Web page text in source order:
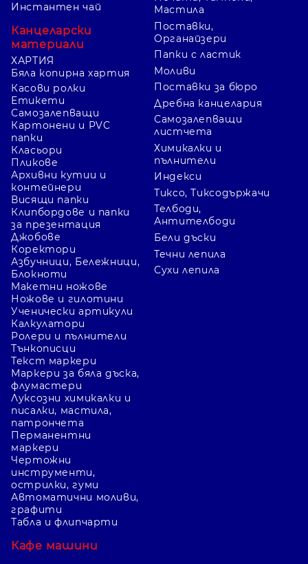
Инстантен чай
Канцеларски
материали
ХАРТИЯ
Бяла копирна хартия
Касови ролки
Етикети
Самозалепващи
Картонени и PVC
папки
Класьори
Пликове
Архивни кутии и
контейнери
Висящи папки
Клипбордове и папки
за презентация
Джобове
Коректори
Азбучници, Бележници,
Блокноти
Мастила
Поставки,
Органайзери
Папки с ластик
Моливи
Поставки за бюро
Дребна канцелария
Самозалепващи
листчета
Химикалки и
пълнители
Индекси
Тиксо, Тиксодържачи
Телбоди,
Антителбоди
Бели дъски
Течни лепила
Сухи лепила
Макетни ножове
Ножове и гилотини
Ученически артикули
Калкулатори
Ролери и пълнители
Тънкописци
Текст маркери
Маркери за бяла дъска,
флумастери
Луксозни химикалки и
писалки, мастила,
патрончета
Перманентни
маркери
Чертожни
инструменти,
острилки, гуми
Автоматични моливи,
графити
Табла и флипчарти
Кафе машини